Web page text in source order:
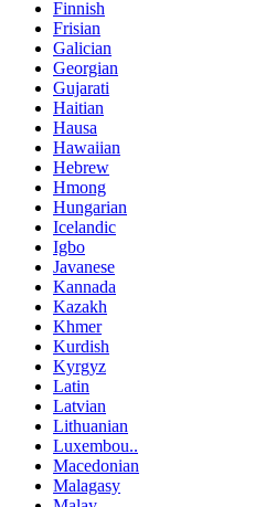
Finnish
Frisian
Galician
Georgian
Gujarati
Haitian
Hausa
Hawaiian
Hebrew
Hmong
Hungarian
Icelandic
Igbo
Javanese
Kannada
Kazakh
Khmer
Kurdish
Kyrgyz
Latin
Latvian
Lithuanian
Luxembou..
Macedonian
Malagasy